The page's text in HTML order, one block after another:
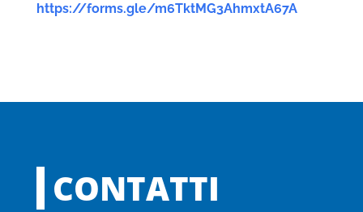
https://forms.gle/m6TktMG3AhmxtA67A
CONTATTI